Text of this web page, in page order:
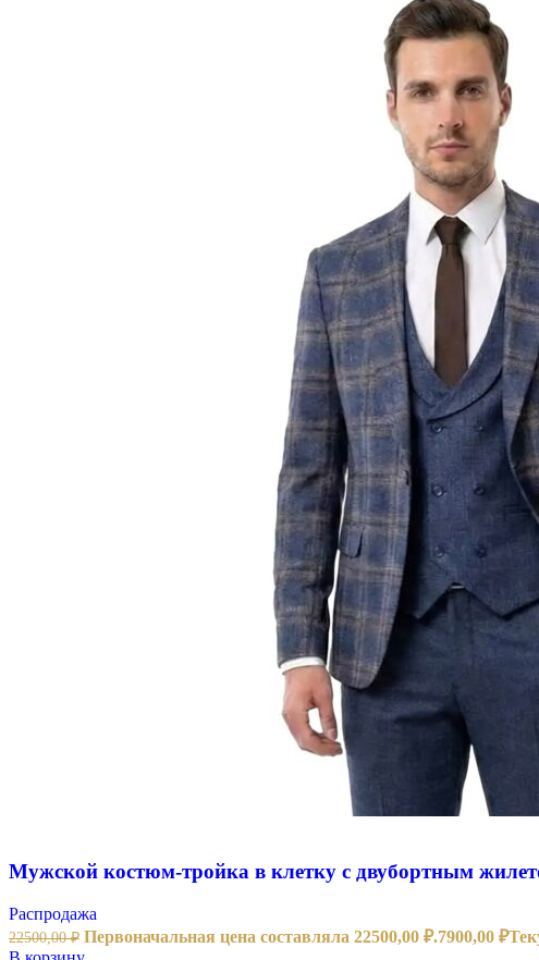
Мужской костюм-тройка в клетку с двубортным
Распродажа
22500,00₽ Первоначальная цена составляла 22500,00 ₽.7900,00 ₽